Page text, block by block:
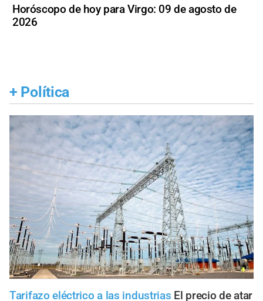
Horóscopo de hoy para Virgo: 09 de agosto de
2026
+ Política
Tarifazo eléctrico a las industrias El precio de atar